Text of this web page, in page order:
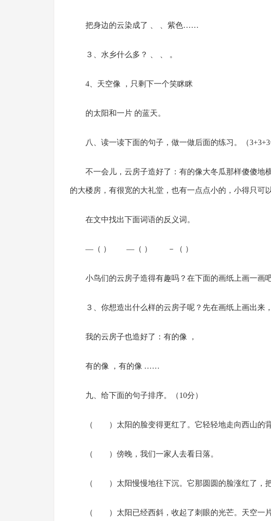
把身边的云染成了 、 、紫色……
３、水乡什么多？ 、 、 。
4、天空像 ，只剩下一个笑眯眯
的太阳和一片 的蓝天。
八、读一读下面的句子，做一做后面的练习。（
不一会儿，云房子造好了：有的像大冬瓜那样傻傻地
的大楼房，有很宽的大礼堂，也有一点点小的，小得只可
在文中找出下面词语的反义词。
—（ ） —（ ） －（ ）
小鸟们的云房子造得有趣吗？在下面的画纸上画一画
３、你想造出什么样的云房子呢？先在画纸上画出来
我的云房子也造好了：有的像 ，
有的像 ，有的像 ……
九、给下面的句子排序。（10分）
（ ）太阳的脸变得更红了。它轻轻地走向西山的背
（ ）傍晚，我们一家人去看日落。
（ ）太阳慢慢地往下沉。它那圆圆的脸涨红了，
（ ）太阳已经西斜，收起了刺眼的光芒。天空一片